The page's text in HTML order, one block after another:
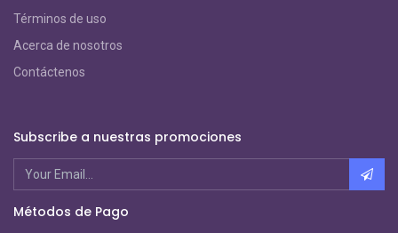
Términos de uso
Acerca de nosotros
Contáctenos
Subscribe a nuestras promociones
Métodos de Pago